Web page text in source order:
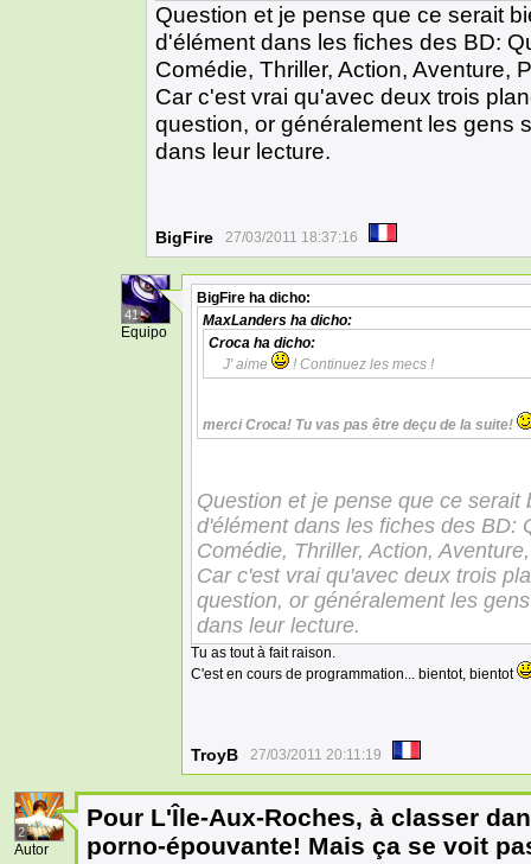
Question et je pense que ce serait
d'élément dans les fiches des BD:
Comédie, Thriller, Action, Aventure,
Car c'est vrai qu'avec deux trois
question, or généralement les gens
dans leur lecture.
BigFire 27/03/2011 18:37:16
41
Equipo
BigFire ha dicho:
MaxLanders ha dicho:
Croca ha dicho:
J' aime
! Continuez les mecs !
merci Croca! Tu vas pas être deçu de la suite!
Question et je pense que ce
d'élément dans les fiches des BD:
Comédie, Thriller, Action,
Car c'est vrai qu'avec deux trois
question, or généralement les
dans leur lecture.
Tu as tout à fait raison.
C'est en cours de programmation... bientot, bientot
TroyB 27/03/2011 20:11:19
2
Autor
Pour L'Île-Aux-Roches, à classer
porno-épouvante! Mais ça se voit